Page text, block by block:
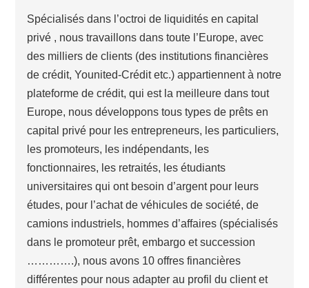
Spécialisés dans l’octroi de liquidités en capital
privé , nous travaillons dans toute l’Europe, avec
des milliers de clients (des institutions financières
de crédit, Younited-Crédit etc.) appartiennent à notre
plateforme de crédit, qui est la meilleure dans tout
Europe, nous développons tous types de prêts en
capital privé pour les entrepreneurs, les particuliers,
les promoteurs, les indépendants, les
fonctionnaires, les retraités, les étudiants
universitaires qui ont besoin d’argent pour leurs
études, pour l’achat de véhicules de société, de
camions industriels, hommes d’affaires (spécialisés
dans le promoteur prêt, embargo et succession
………….), nous avons 10 offres financières
différentes pour nous adapter au profil du client et